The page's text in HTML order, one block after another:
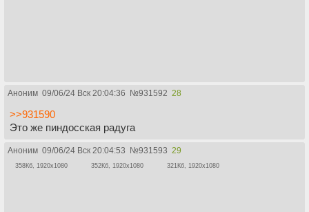
Аноним 09/06/24 Вск 20:04:36 №931592 28
>>931590
Это же пиндосская радуга
Аноним 09/06/24 Вск 20:04:53 №931593 29
358Кб, 1920x1080 352Кб, 1920x1080 321Кб, 1920x1080